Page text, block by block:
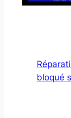
bloqué